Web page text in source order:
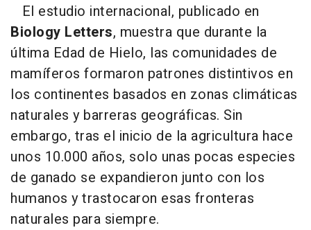
El estudio internacional, publicado en
Biology Letters, muestra que durante la
última Edad de Hielo, las comunidades de
mamíferos formaron patrones distintivos en
los continentes basados en zonas climáticas
naturales y barreras geográficas. Sin
embargo, tras el inicio de la agricultura hace
unos 10.000 años, solo unas pocas especies
de ganado se expandieron junto con los
humanos y trastocaron esas fronteras
naturales para siempre.